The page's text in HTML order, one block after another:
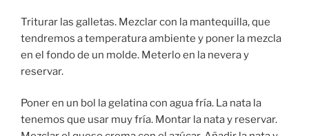
Triturar las galletas. Mezclar con la mantequilla, que
tendremos a temperatura ambiente y poner la mezcla
en el fondo de un molde. Meterlo en la nevera y
reservar.
Poner en un bol la gelatina con agua fría. La nata la
tenemos que usar muy fría. Montar la nata y reservar.